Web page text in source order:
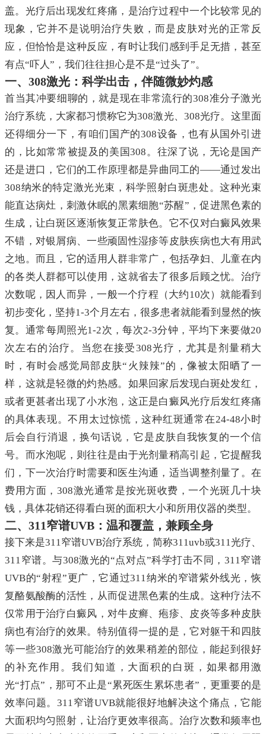
盖。光疗后出现发红疼痛，是治疗过程中一个比较常见的
现象，它并不是说明治疗失败，而是皮肤对光的正常反
应，但恰恰是这种反应，有时让我们感到手足无措，甚至
有点“吓人”，我们往往担心是不是“过头了”。
一、308激光：科学出击，伴随微妙灼感
首当其冲要细聊的，就是现在非常流行的308准分子激光
治疗系统，大家都习惯称它为308激光、308光疗。这里面
还得细分一下，有咱们国产的308设备，也有从国外引进
的，比如常常被提及的美国308。往深了说，无论是国产
还是进口，它们的工作原理都是异曲同工的——通过发出
308纳米的特定激光光束，科学照射白斑患处。这种光束
能直达病灶，刺激休眠的黑素细胞“苏醒”，促进黑色素的
生成，让白斑区逐渐恢复正常肤色。它不仅对白癜风效果
不错，对银屑病、一些顽固性湿疹等皮肤疾病也大有用武
之地。而且，它的适用人群非常广，包括孕妇、儿童在内
的各类人群都可以使用，这就省去了很多后顾之忧。治疗
次数呢，因人而异，一般一个疗程（大约10次）就能看到
初步变化，坚持1-3个月左右，很多患者就能看到显然的恢
复。通常每周照光1-2次，每次2-3分钟，平均下来要做20
次左右的治疗。当您在接受308光疗，尤其是剂量稍大
时，有时会感觉局部皮肤“火辣辣”的，像被太阳晒了一
样，这就是轻微的灼热感。如果回家后发现白斑处发红，
或者更甚者出现了小水泡，这正是白癜风光疗后发红疼痛
的具体表现。不用太过惊慌，这种红斑通常在24-48小时
后会自行消退，换句话说，它是皮肤自我恢复的一个信
号。而水泡呢，则往往是由于光剂量稍高引起，它提醒我
们，下一次治疗时需要和医生沟通，适当调整剂量了。在
费用方面，308激光通常是按光斑收费，一个光斑几十块
钱，具体花销还得看白斑的面积大小和所用仪器的类型。
二、311窄谱UVB：温和覆盖，兼顾全身
接下来是311窄谱UVB治疗系统，简称311uvb或311光疗、
311窄谱。与308激光的“点对点”科学打击不同，311窄谱
UVB的“射程”更广，它通过311纳米的窄谱紫外线光，恢
复酪氨酸酶的活性，从而促进黑色素的生成。这种疗法不
仅常用于治疗白癜风，对牛皮癣、疱疹、皮炎等多种皮肤
病也有治疗的效果。特别值得一提的是，它对躯干和四肢
等一些308激光可能治疗的效果稍差的部位，能起到很好
的补充作用。我们知道，大面积的白斑，如果都用激
光“打点”，那可不止是“累死医生累坏患者”，更重要的是
效率问题。311窄谱UVB就能很好地解决这个痛点，它能
大面积均匀照射，让治疗更效率很高。治疗次数和频率也